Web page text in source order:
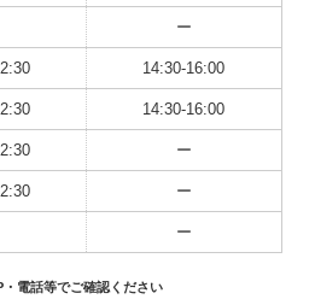
ー
14:30-16:00
14:30-16:00
ー
ー
ー
電話等でご確認ください